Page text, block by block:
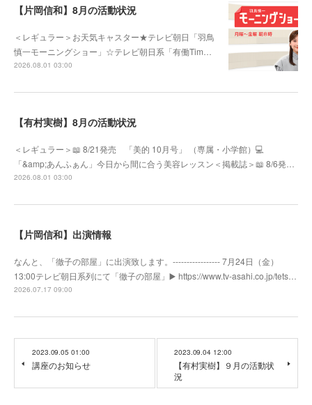
【片岡信和】8月の活動状況
＜レギュラー＞お天気キャスター★テレビ朝日「羽鳥
慎一モーニングショー」☆テレビ朝日系「有働Tim…
2026.08.01 03:00
【有村実樹】8月の活動状況
＜レギュラー＞📖 8/21発売 「美的 10月号」 （専属・小学館）💻
「&amp;あんふぁん」今日から間に合う美容レッスン＜掲載誌＞📖 8/6発…
2026.08.01 03:00
【片岡信和】出演情報
なんと、「徹子の部屋」に出演致します。----------------- 7月24日（金）
13:00テレビ朝日系列にて「徹子の部屋」▶️ https://www.tv-asahi.co.jp/tets…
2026.07.17 09:00
2023.09.05 01:00
講座のお知らせ
2023.09.04 12:00
【有村実樹】９月の活動状
況